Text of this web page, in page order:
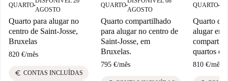
QUARTO■
AGOSTO
Quarto para alugar no
centro de Saint-Josse,
Bruxelas
820 €/mês
euro CONTAS INCLUÍDAS
QUARTO■
AGOSTO
Quarto compartilhado
para alugar no centro de
Saint-Josse, em
Bruxelas.
795 €/mês
QUARTO■
Quarto
alugar em
quartos
810 €/mês